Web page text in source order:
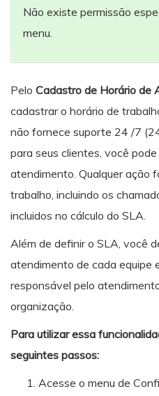
Não existe permissão
menu.
Pelo Cadastro de Horário de
cadastrar o horário de
não fornece suporte 24 /7
para seus clientes, você
atendimento. Qualquer ação
trabalho, incluindo os
incluidos no cálculo do SLA.
Além de definir o SLA, você
atendimento de cada equipe
responsável pelo
organização.
Para utilizar essa
seguintes passos:
Acesse o menu de